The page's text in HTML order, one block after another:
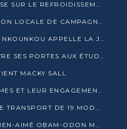
À FREETOWN, MEER MISE SUR LE REFROIDISSEMENT PASSIF FACE À LA CHALEUR EXTRÊME
BOUEMBA : LA DIRECTION LOCALE DE CAMPAGNE DE DENIS SASSOU N’GUESSO MULTIPLIE LES ACTIVITÉS DE MOBILISATION
ROCH BREDIN BISSALA NKOUNKOU APPELLE LA JEUNESSE DE GOMA TSÉ-TSÉ À UN VOTE MASSIF POUR DENIS SASSOU NGUESSO
CONGO TERMINAL OUVRE SES PORTES AUX ÉTUDIANTS EN TRANSPORT ET LOGISTIQUE
MACKY SALL
TBC CÉLÈBRE LES FEMMES ET LEUR ENGAGEMENT À L’OCCASION DU 8 MARS
AGL CONGO RÉUSSIT LE TRANSPORT DE 19 MODULES HORS GABARIT ENTRE POINTE-NOIRE ET BRAZZAVILLE
GAMBOMA, ANTOINE BIEN-AIMÉ OBAM-ODON MOBILISE LES 32 148 ÉLECTEURS EN FAVEUR DE DENIS SASSOU NGUESSO